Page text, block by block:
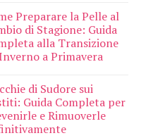
Preparare la Pelle al
di Stagione: Guida
alla Transizione
a Primavera
di Sudore sui
Guida Completa per
e Rimuoverle